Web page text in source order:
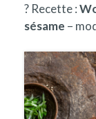
? Recette :
sésame –